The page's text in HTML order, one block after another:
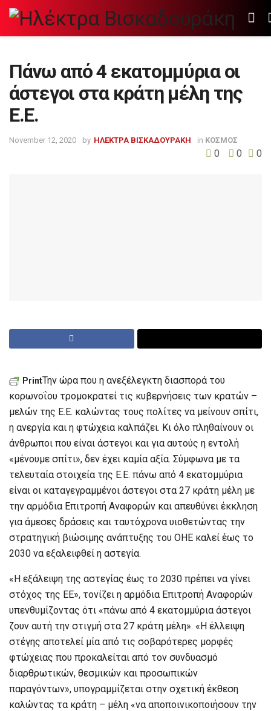
Πάνω από 4 εκατομμύρια οι
άστεγοι στα κράτη μέλη της
Ε.Ε.
November 12, 2020 by ΗΛΕΚΤΡΑ ΒΙΣΚΑΔΟΥΡΑΚΗ in ΚΟΣΜΟΣ
0 0 0
PrintΤην ώρα που η ανεξέλεγκτη διασπορά του
κορωνοΐου τρομοκρατεί τις κυβερνήσεις των κρατών –
μελών της Ε.Ε. καλώντας τους πολίτες να μείνουν σπίτι,
η ανεργία και η φτώχεια καλπάζει. Κι όλο πληθαίνουν οι
άνθρωποι που είναι άστεγοι και για αυτούς η εντολή
«μένουμε σπίτι», δεν έχει καμία αξία. Σύμφωνα με τα
τελευταία στοιχεία της Ε.Ε. πάνω από 4 εκατομμύρια
είναι οι καταγεγραμμένοι άστεγοι στα 27 κράτη μέλη με
την αρμόδια Επιτροπή Αναφορών και απευθύνει έκκληση
για άμεσες δράσεις και ταυτόχρονα υιοθετώντας την
στρατηγική βιώσιμης ανάπτυξης του ΟΗΕ καλεί έως το
2030 να εξαλειφθεί η αστεγία.
«Η εξάλειψη της αστεγίας έως το 2030 πρέπει να γίνει
στόχος της ΕΕ», τονίζει η αρμόδια Επιτροπή Αναφορών
υπενθυμίζοντας ότι «πάνω από 4 εκατομμύρια άστεγοι
ζουν αυτή την στιγμή στα 27 κράτη μέλη». «Η έλλειψη
στέγης αποτελεί μία από τις σοβαρότερες μορφές
φτώχειας που προκαλείται από τον συνδυασμό
διαρθρωτικών, θεσμικών και προσωπικών
παραγόντων», υπογραμμίζεται στην σχετική έκθεση
καλώντας τα κράτη – μέλη «να αποποινικοποιήσουν την